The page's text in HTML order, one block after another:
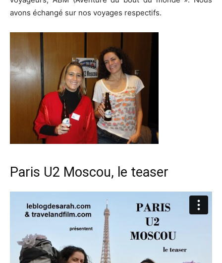
avons échangé sur nos voyages respectifs.
Paris U2 Moscou, le teaser